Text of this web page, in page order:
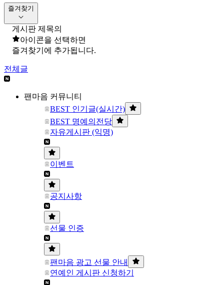
즐겨찾기
게시판 제목의
아이콘을 선택하면
즐겨찾기에 추가됩니다.
전체글
팬마음 커뮤니티
BEST 인기글(실시간)
BEST 명예의전당
자유게시판 (익명)
이벤트
공지사항
선물 인증
팬마음 광고 선물 안내
연예인 게시판 신청하기